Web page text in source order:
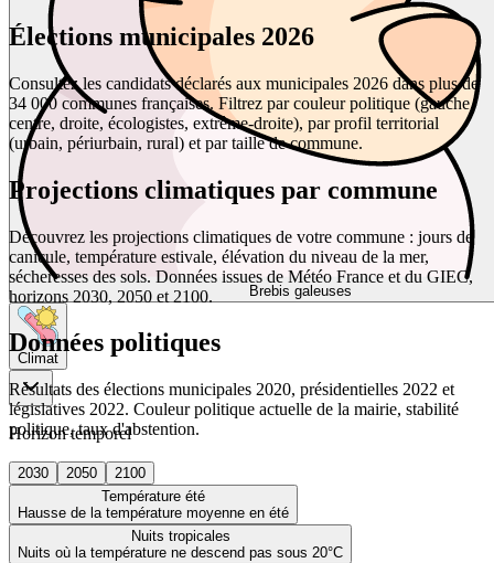
Brebis galeuses
Climat
Horizon temporel
2030 2050
2100
Température été
Hausse de la température moyenne en été
Nuits tropicales
Nuits où la température ne descend pas sous 20°C
Élections municipales 2026
Consultez les candidats déclarés aux municipales 2026 dans plus de
34 000 communes françaises. Filtrez par couleur politique (gauche,
centre, droite, écologistes, extrême-droite), par profil territorial
(urbain, périurbain, rural) et par taille de commune.
Projections climatiques par commune
Découvrez les projections climatiques de votre commune : jours de
canicule, température estivale, élévation du niveau de la mer,
sécheresses des sols. Données issues de Météo France et du GIEC,
horizons 2030, 2050 et 2100.
Données politiques
Résultats des élections municipales 2020, présidentielles 2022 et
législatives 2022. Couleur politique actuelle de la mairie, stabilité
politique, taux d'abstention.